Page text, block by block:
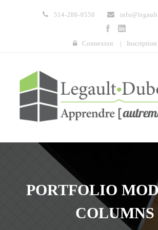
514-286-0550
Connexion | Inscription
PORTFOLIO
COLUMNS